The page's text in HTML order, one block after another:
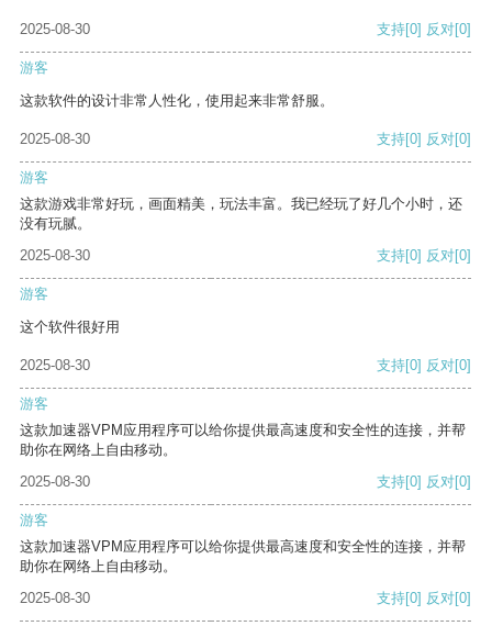
2025-08-30 支持[0] 反对[0]
游客
这款软件的设计非常人性化，使用起来非常舒服。
2025-08-30 支持[0] 反对[0]
游客
这款游戏非常好玩，画面精美，玩法丰富。我已经玩了好几个小时，还
没有玩腻。
2025-08-30
支持[0] 反对[0]
游客
这个软件很好用
2025-08-30 支持[0] 反对[0]
游客
这款加速器VPM应用程序可以给你提供最高速度和安全性的连接，并帮
助你在网络上自由移动。
2025-08-30
支持[0] 反对[0]
游客
这款加速器VPM应用程序可以给你提供最高速度和安全性的连接，并帮
助你在网络上自由移动。
2025-08-30
支持[0] 反对[0]